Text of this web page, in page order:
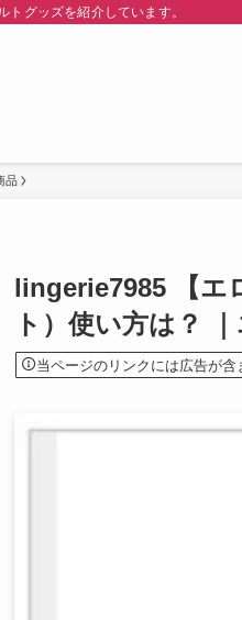
トグッズを紹介しています。
品
lingerie7985 【エ
ト）使い方は？
当ページのリンクには広告が含